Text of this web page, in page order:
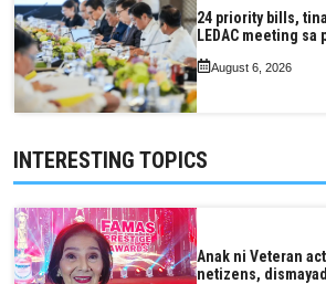
24 priority bills,
LEDAC meeting sa
August 6, 2026
INTERESTING TOPICS
Anak ni Veteran
netizens,